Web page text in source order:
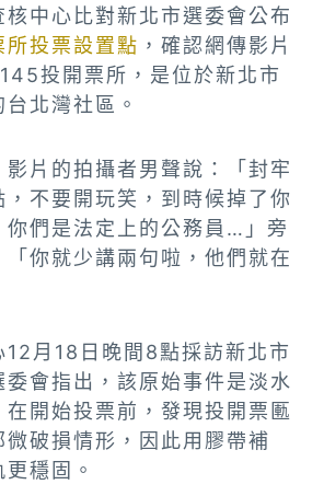
中心比對新北市選委會公布
投票設置點 ，確認網傳影片
投開票所，是位於新北市
北灣社區。
片的拍攝者男聲說：「封牢
不要開玩笑，到時候掉了你
你們是法定上的公務員…」旁
你就少講兩句啦，他們就在
12月18日晚間8點採訪新北市
委會指出，該原始事件是淡水
開始投票前，發現投開票匭
微破損情形，因此用膠帶補
穩固。